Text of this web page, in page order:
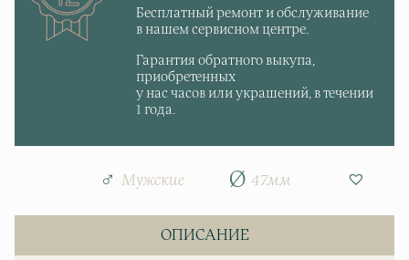
Бесплатный ремонт и обслуживание
в нашем сервисном центре.
Гарантия обратного выкупа,
приобретенных
у нас часов или украшений, в течении
1 года.
Мужские 47мм
ОПИСАНИЕ